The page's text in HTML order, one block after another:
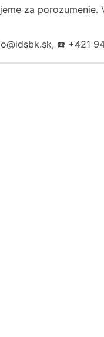
za
☎️ +421